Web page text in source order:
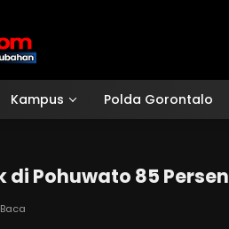
Kampus Polda Gorontalo
di Pohuwato 85 Persen